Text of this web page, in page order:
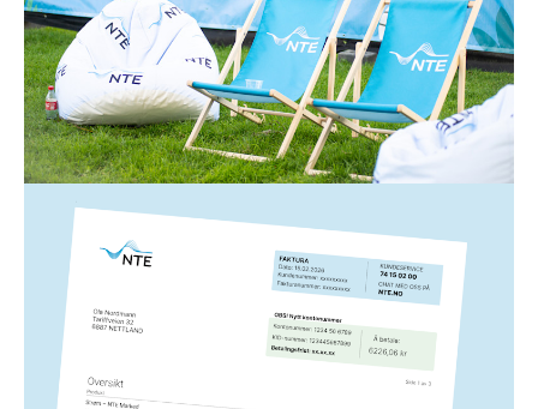
Lysere og varmere dager gjør ikke bare noe med
humøret vårt – de kan også gjøre underverker for
strømregningen din. Her er 12 enkle strømsparetips
fra oss til deg!
Les mer
Strøm
Slik leser du NTEs strømfaktura
Hvis du lurer på noe som har med strømfakturaen fra
NTE å gjøre, har vi laget en forklaring på de ulike
elementene her.